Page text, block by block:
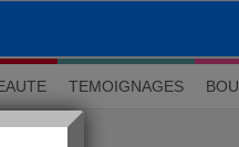
M'inscrire| Me
TEMOIGNAGES